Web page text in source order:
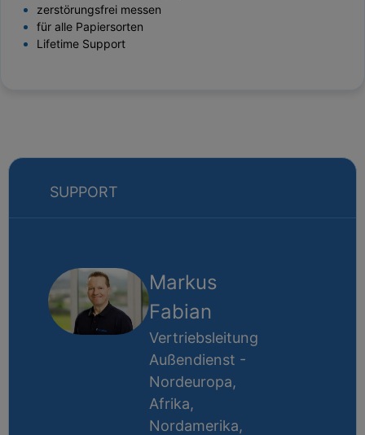
zerstörungsfrei messen
für alle Papiersorten
Lifetime Support
SUPPORT
Markus
Fabian
Vertriebsleitung
Außendienst -
Nordeuropa,
Afrika,
Nordamerika,